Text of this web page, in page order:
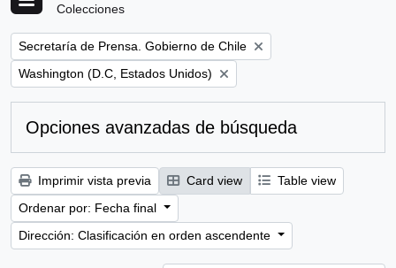
Colecciones
Remove filter:
Secretaría de Prensa. Gobierno de Chile
Remove filter:
Washington (D.C, Estados Unidos)
Opciones avanzadas de búsqueda
Imprimir vista previa Card view
Table view
Ordenar por: Fecha final
Dirección: Clasificación en orden ascendente